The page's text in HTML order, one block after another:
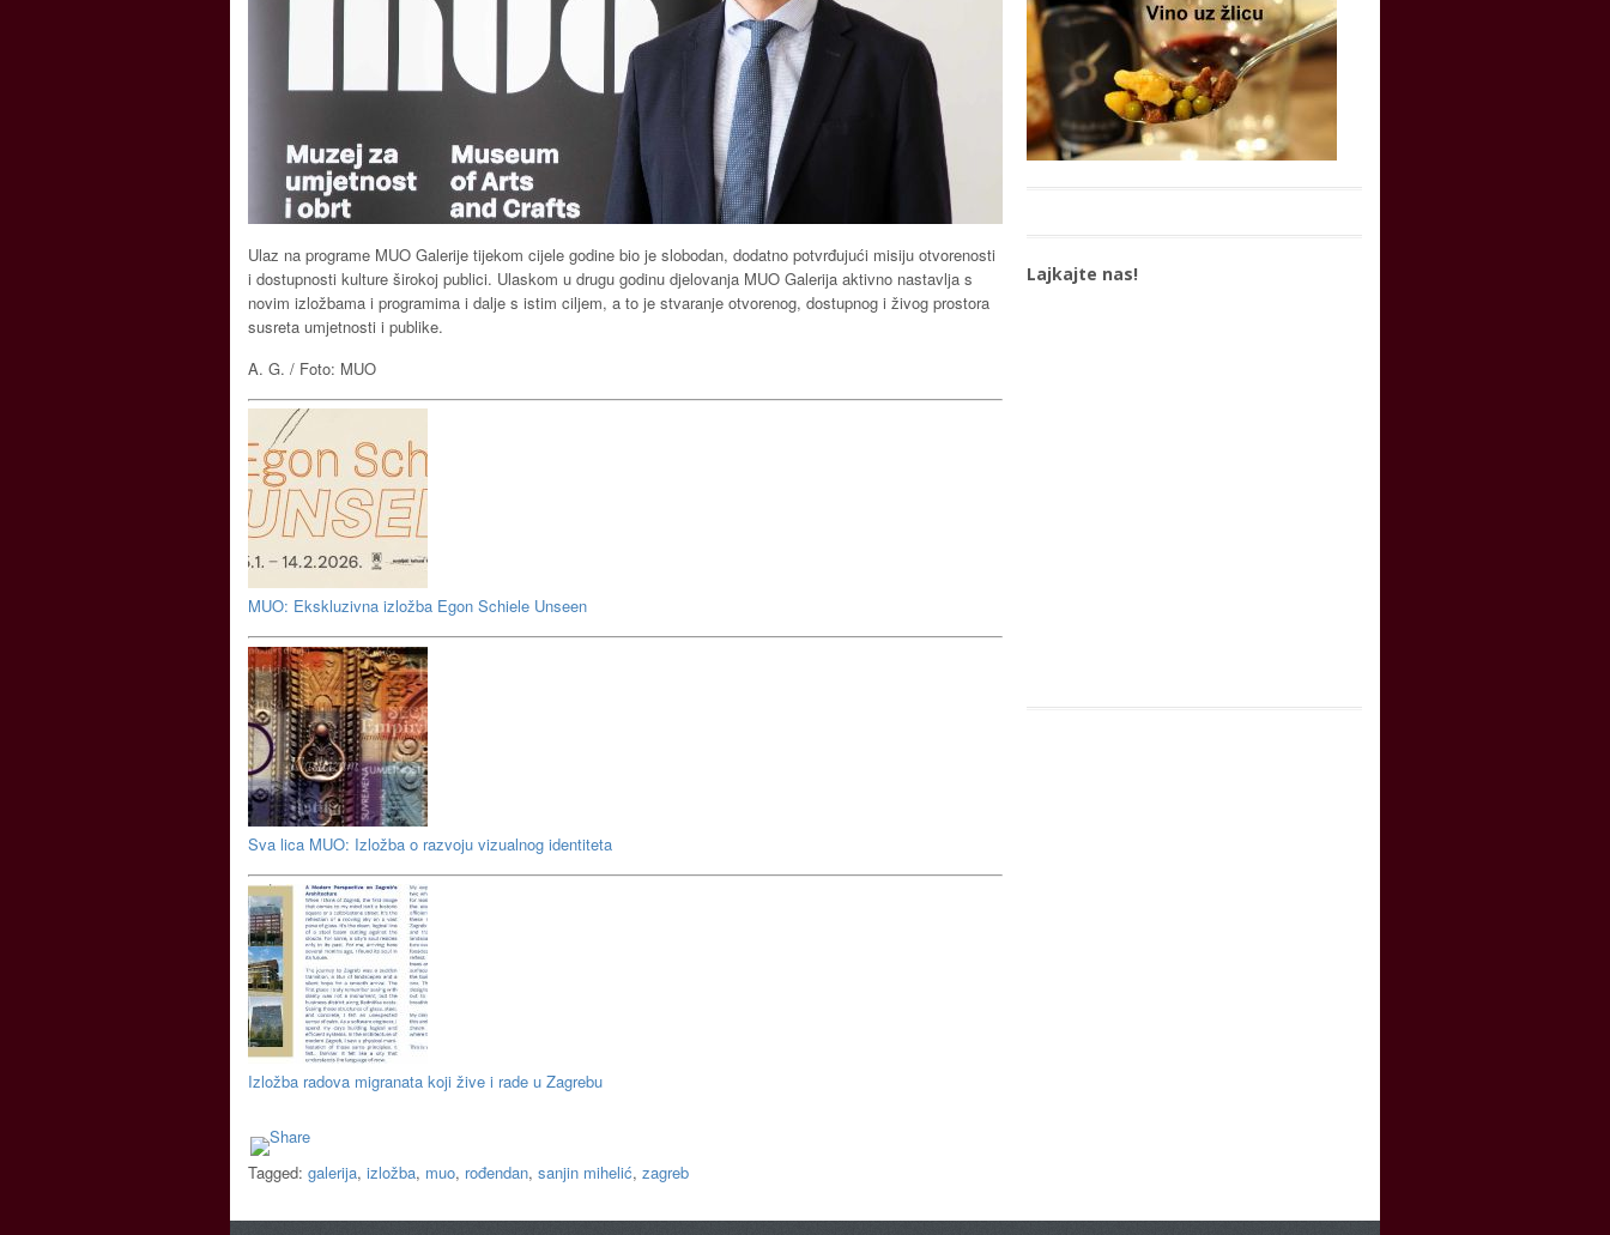
Ulaz na programe MUO Galerije tijekom cijele godine bio je slobodan, dodatno potvrđujući misiju otvorenosti
i dostupnosti kulture širokoj publici. Ulaskom u drugu godinu djelovanja MUO Galerija aktivno nastavlja s
novim izložbama i programima i dalje s istim ciljem, a to je stvaranje otvorenog, dostupnog i živog prostora
susreta umjetnosti i publike.
A. G. / Foto: MUO
MUO: Ekskluzivna izložba Egon Schiele Unseen
Sva lica MUO: Izložba o razvoju vizualnog identiteta
Izložba radova migranata koji žive i rade u Zagrebu
Tagged: galerija, izložba, muo, rođendan, sanjin mihelić, zagreb
Lajkajte nas!